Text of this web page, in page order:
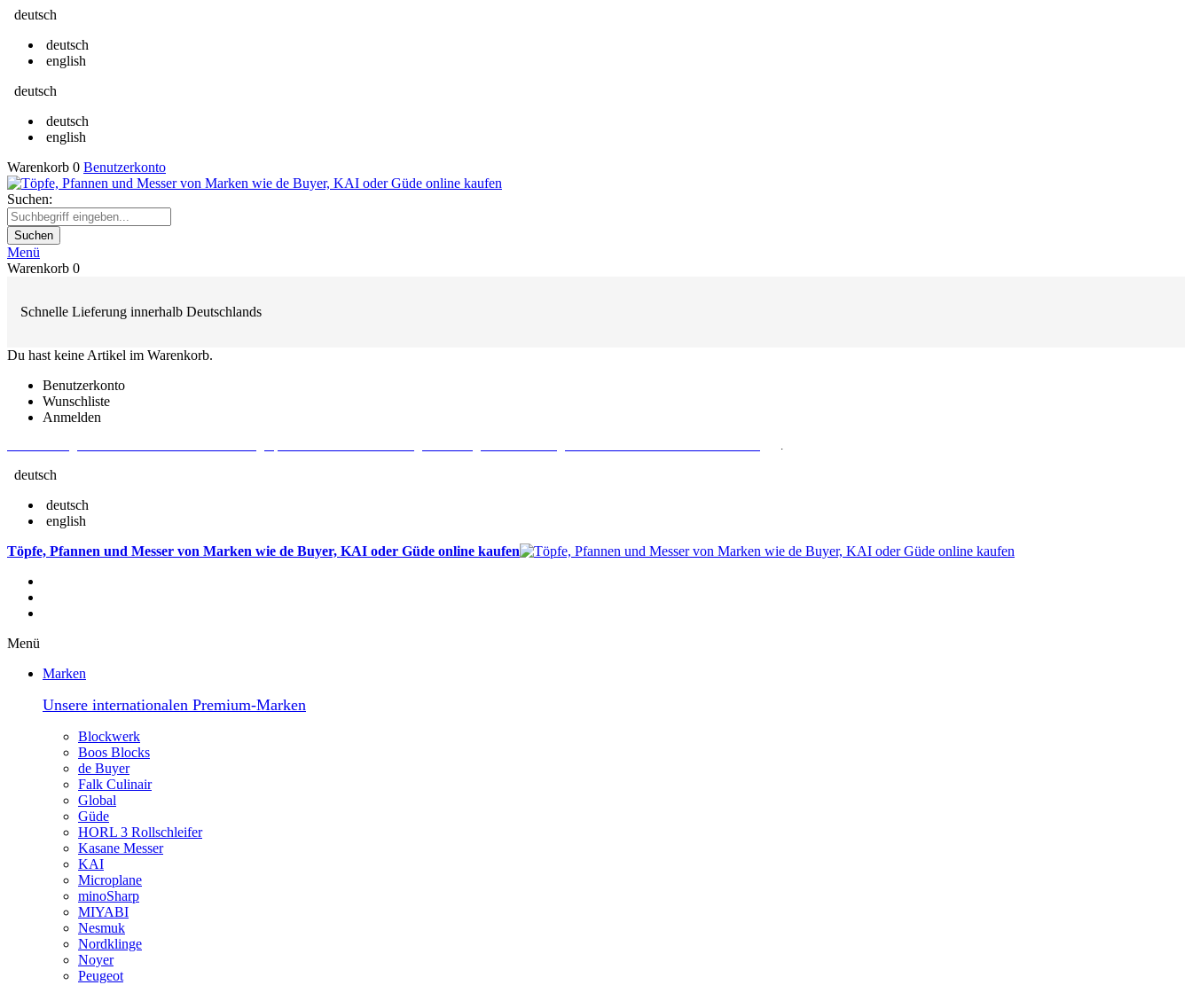
deutsch
deutsch
english
deutsch
deutsch
english
Warenkorb 0 Benutzerkonto
Suchen:
Suchen
Menü
Warenkorb 0
Schnelle Lieferung innerhalb Deutschlands
Du hast keine Artikel im Warenkorb.
Benutzerkonto
Wunschliste
Anmelden
.
deutsch
deutsch
english
Töpfe, Pfannen und Messer von Marken wie de Buyer, KAI oder Güde online kaufen
Menü
Marken
Unsere internationalen Premium-Marken
Blockwerk
Boos Blocks
de Buyer
Falk Culinair
Global
Güde
HORL 3 Rollschleifer
Kasane Messer
KAI
Microplane
minoSharp
MIYABI
Nesmuk
Nordklinge
Noyer
Peugeot